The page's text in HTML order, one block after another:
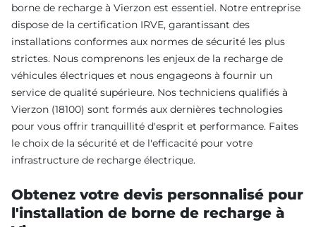
borne de recharge à Vierzon est essentiel. Notre entreprise
dispose de la certification IRVE, garantissant des
installations conformes aux normes de sécurité les plus
strictes. Nous comprenons les enjeux de la recharge de
véhicules électriques et nous engageons à fournir un
service de qualité supérieure. Nos techniciens qualifiés à
Vierzon (18100) sont formés aux dernières technologies
pour vous offrir tranquillité d'esprit et performance. Faites
le choix de la sécurité et de l'efficacité pour votre
infrastructure de recharge électrique.
Obtenez votre devis personnalisé pour
l'installation de borne de recharge à